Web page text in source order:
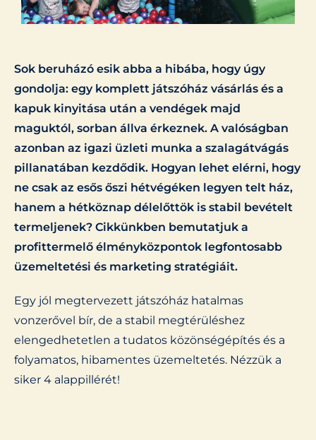
Sok beruházó esik abba a hibába, hogy úgy
gondolja: egy komplett játszóház vásárlás és a
kapuk kinyitása után a vendégek majd
maguktól, sorban állva érkeznek. A valóságban
azonban az igazi üzleti munka a szalagátvágás
pillanatában kezdődik. Hogyan lehet elérni, hogy
ne csak az esős őszi hétvégéken legyen telt ház,
hanem a hétköznap délelőttök is stabil bevételt
termeljenek? Cikkünkben bemutatjuk a
profittermelő élményközpontok legfontosabb
üzemeltetési és marketing stratégiáit.
Egy jól megtervezett játszóház hatalmas
vonzerővel bír, de a stabil megtérüléshez
elengedhetetlen a tudatos közönségépítés és a
folyamatos, hibamentes üzemeltetés. Nézzük a
siker 4 alappillérét!